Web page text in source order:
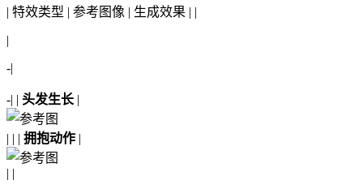
| 特效类型 | 参考图像 | 生成效果 | |
|
-|
-| | 头发生长 |
| | | 拥抱动作 |
| |